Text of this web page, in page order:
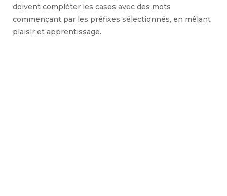
doivent compléter les cases avec des mots
commençant par les préfixes sélectionnés, en mêlant
plaisir et apprentissage.